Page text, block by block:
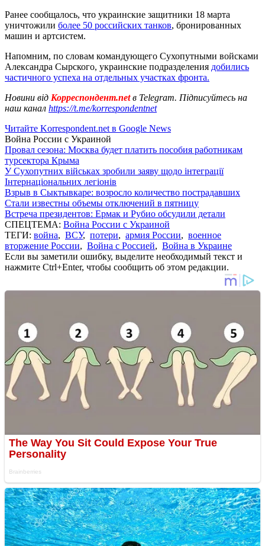
Ранее сообщалось, что украинские защитники 18 марта
уничтожили более 50 российских танков, бронированных
машин и артсистем.
Напомним, по словам командующего Сухопутными войсками
Александра Сырского, украинские подразделения добились
частичного успеха на отдельных участках фронта.
Новини від Корреспондент.netв Telegram. Підписуйтесь на
наш канал https://t.me/korrespondentnet
Читайте Korrespondent.net в Google News
Война России с Украиной
Провал сезона: Москва будет платить пособия работникам
турсектора Крыма
У Сухопутних військах зробили заяву щодо інтеграції
Інтернаціональних легіонів
Взрыв в Сыктывкаре: возросло количество пострадавших
Стали известны объемы отключений в пятницу
Встреча президентов: Ермак и Рубио обсудили детали
СПЕЦТЕМА: Война России с Украиной
ТЕГИ: война, ВСУ, потери, армия России, военное
вторжение России, Война с Россией, Война в Украине
Если вы заметили ошибку, выделите необходимый текст и
нажмите Ctrl+Enter, чтобы сообщить об этом редакции.